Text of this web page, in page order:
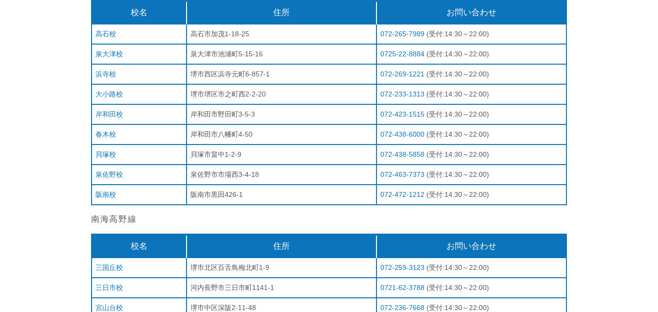
校名 住所 お問い合わせ
高石校 高石市加茂1-18-25 072-265-7989 (受付:14:30～22:00)
泉大津校 泉大津市池浦町5-15-16 0725-22-8884 (受付:14:30～22:00)
浜寺校 堺市西区浜寺元町6-857-1 072-269-1221 (受付:14:30～22:00)
大小路校 堺市堺区市之町西2-2-20 072-233-1313 (受付:14:30～22:00)
岸和田校 岸和田市野田町3-5-3 072-423-1515 (受付:14:30～22:00)
春木校 岸和田市八幡町4-50 072-438-6000 (受付:14:30～22:00)
貝塚校 貝塚市畠中1-2-9 072-438-5858 (受付:14:30～22:00)
泉佐野校 泉佐野市市場西3-4-18 072-463-7373 (受付:14:30～22:00)
阪南校 阪南市黒田426-1 072-472-1212 (受付:14:30～22:00)
南海高野線
校名 住所 お問い合わせ
三国丘校 堺市北区百舌鳥梅北町1-9 072-259-3123 (受付:14:30～22:00)
三日市校 河内長野市三日市町1141-1 0721-62-3788 (受付:14:30～22:00)
宮山台校 堺市中区深阪2-11-48 072-236-7668 (受付:14:30～22:00)